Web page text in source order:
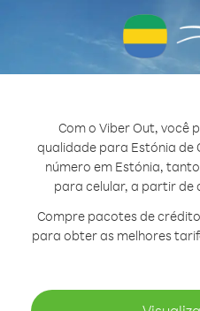
Com o Viber Out, você
qualidade para Estónia de
número em Estónia,
para celular, a partir de
Compre pacotes de
para obter as melhores